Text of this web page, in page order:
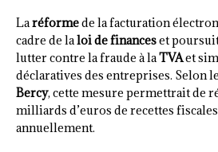
Laréformede la facturation
cadre de laloi de financeset
lutter contre la fraude à laTVAet
déclaratives des entreprises. Selon
Bercy, cette mesure permettrait de
milliards d’euros de recettes
annuellement.